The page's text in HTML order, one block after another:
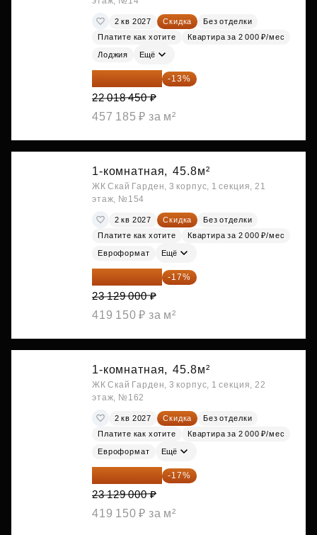
2 кв 2027 Скидка
Без отделки
Платите как хотите
Квартира за 2 000 ₽/мес
Лоджия Ещё
19 156 052 ₽ -13%
22 018 450 ₽
457 185 ₽ за м²
1-комнатная, 45.8м²
ЖК Скай Гарден, 3 корпус, 1 секция, 21
этаж, №154
2 кв 2027 Скидка
Без отделки
Платите как хотите
Квартира за 2 000 ₽/мес
Евроформат Ещё
19 197 070 ₽ -17%
23 129 000 ₽
419 150 ₽ за м²
1-комнатная, 45.8м²
ЖК Скай Гарден, 3 корпус, 1 секция, 22
этаж, №162
2 кв 2027 Скидка
Без отделки
Платите как хотите
Квартира за 2 000 ₽/мес
Евроформат Ещё
19 197 070 ₽ -17%
23 129 000 ₽
419 150 ₽ за м²